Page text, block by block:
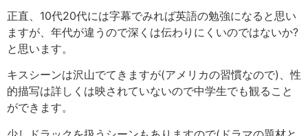
正直、10代20代には字幕でみれば英語の勉強になると思い
ますが、年代が違うので深くは伝わりにくいのではないか?
と思います。
キスシーンは沢山でてきますが(アメリカの習慣なので)、性
的描写は詳しくは映されていないので中学生でも観ること
ができます。